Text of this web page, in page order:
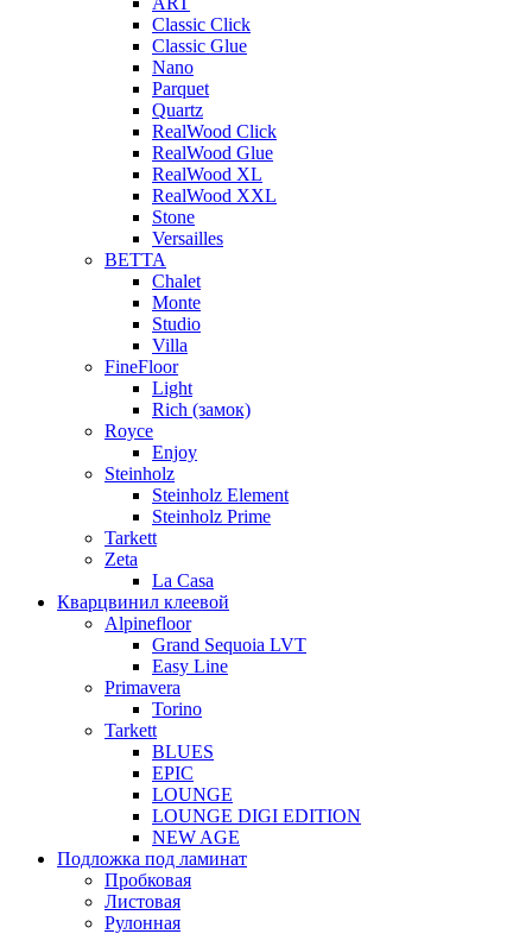
Classic Click
Classic Glue
Nano
Parquet
Quartz
RealWood Click
RealWood Glue
RealWood XL
RealWood XXL
Stone
Versailles
BETTA
Chalet
Monte
Studio
Villa
FineFloor
Light
Rich (замок)
Royce
Enjoy
Steinholz
Steinholz Element
Steinholz Prime
Tarkett
Zeta
La Casa
Кварцвинил клеевой
Alpinefloor
Grand Sequoia LVT
Easy Line
Primavera
Torino
Tarkett
BLUES
EPIC
LOUNGE
LOUNGE DIGI EDITION
NEW AGE
Подложка под ламинат
Пробковая
Листовая
Рулонная